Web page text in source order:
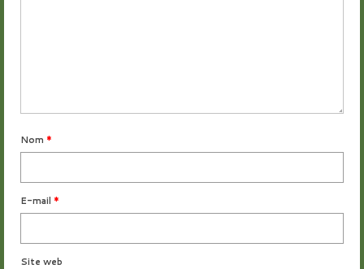
Nom *
E-mail *
Site web